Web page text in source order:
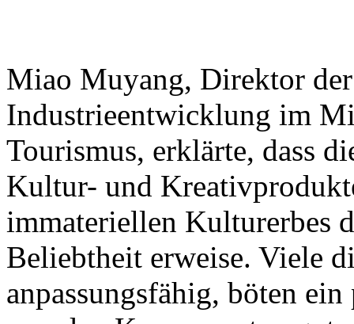
Miao Muyang, Direktor
Industrieentwicklung im
Tourismus, erklärte, dass
Kultur- und
immateriellen Kulturerbes
Beliebtheit erweise. Viele
anpassungsfähig, böten